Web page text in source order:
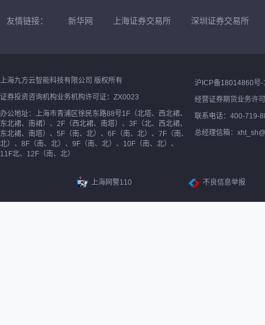
友情链接： 新华网 上海证券交易所 深圳证券交易所
上海九方云智能科技有限公司 版权所有
证券投资咨询机构业务机构许可证：ZX0023
办公地址：上海市青浦区徐民东路88号1F（北塔、西北裙、
东北裙、南裙）、2F（西北裙、南塔）、3F（北、西北裙、
东北裙、南塔）、5F（南、北）、6F（南、北）、7F（南、
北）、8F（南、北）、9F（南、北）、10F（南、北）、
11F北、12F（南、北）
沪ICP备18014860号-
经营证券期货业务许
联系电话：400-719-
总经理信箱：
上海网警110 不良信息举报